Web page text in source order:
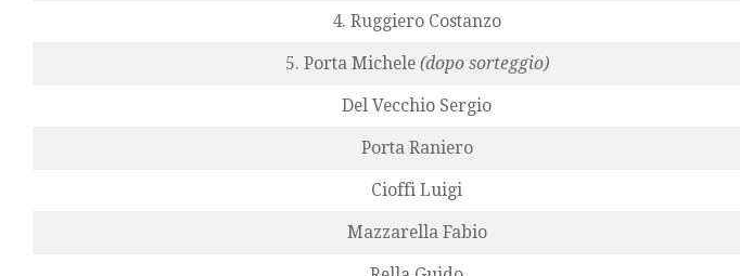
4. Ruggiero Costanzo
5. Porta Michele (dopo sorteggio)
Del Vecchio Sergio
Porta Raniero
Cioffi Luigi
Mazzarella Fabio